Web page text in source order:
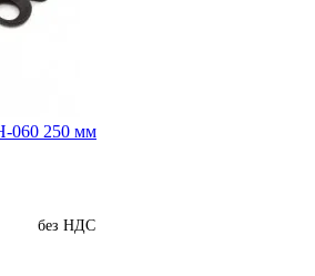
060 250 мм
без НДС